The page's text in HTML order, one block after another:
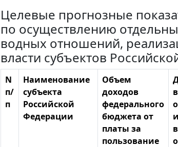
Целевые прогнозные
по осуществлению
водных отношений,
власти субъектов
N
п/
п
Наименование
субъекта
Российской
Федерации
Объем
доходов
федерального
бюджета от
платы за
пользование